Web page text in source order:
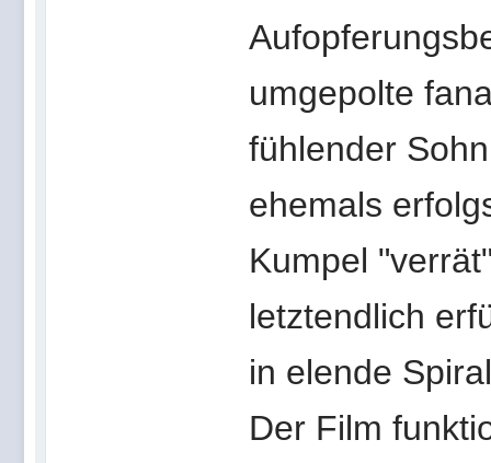
umgepolte
fühlender
ehemals
Kumpel
letztendlich
in elende
Der Film